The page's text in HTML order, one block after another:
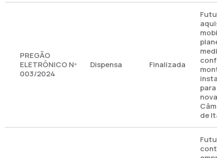
PREGÃO
ELETRÔNICO Nº
003/2024
Dispensa Finalizada
de